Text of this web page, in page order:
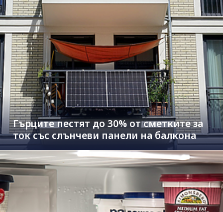
Гърците пестят до 30% от сметките за
ток със слънчеви панели на балкона